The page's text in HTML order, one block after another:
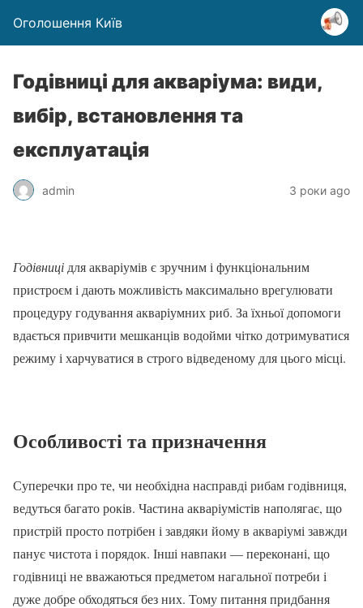
Оголошення Київ
Годівниці для акваріума: види,
вибір, встановлення та
експлуатація
admin 3 роки ago
Годівниці для акваріумів є зручним і функціональним
пристроєм і дають можливість максимально врегулювати
процедуру годування акваріумних риб. За їхньої допомоги
вдається привчити мешканців водойми чітко дотримуватися
режиму і харчуватися в строго відведеному для цього місці.
Особливості та призначення
Суперечки про те, чи необхідна насправді рибам годівниця,
ведуться багато років. Частина акваріумістів наполягає, що
пристрій просто потрібен і завдяки йому в акваріумі завжди
панує чистота і порядок. Інші навпаки — переконані, що
годівниці не вважаються предметом нагальної потреби і
дуже добре обходяться без них. Тому питання придбання